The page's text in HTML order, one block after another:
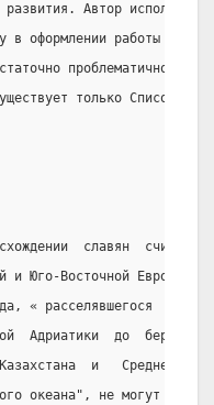
Автор
в оформлении работы
проблематично.
только Список
славян
и Юго-Восточной Европы.
« расселявшегося  на
Адриатики  до  берегов
Казахстана  и   Средней
океана", не могут